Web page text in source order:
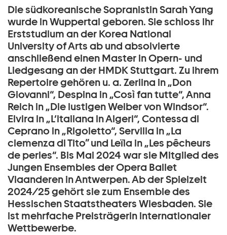
Die südkoreanische Sopranistin Sarah Yang
wurde in Wuppertal geboren. Sie schloss ihr
Erststudium an der Korea National
University of Arts ab und absolvierte
anschließend einen Master in Opern- und
Liedgesang an der HMDK Stuttgart. Zu ihrem
Repertoire gehören u. a. Zerlina in „Don
Giovanni“, Despina in „Così fan tutte“, Anna
Reich in „Die lustigen Weiber von Windsor“.
Elvira in „L‘italiana in Algeri“, Contessa di
Ceprano in „Rigoletto“, Servilia in „La
clemenza di Tito” und Leïla in „Les pêcheurs
de perles“. Bis Mai 2024 war sie Mitglied des
Jungen Ensembles der Opera Ballet
Vlaanderen in Antwerpen. Ab der Spielzeit
2024/25 gehört sie zum Ensemble des
Hessischen Staatstheaters Wiesbaden. Sie
ist mehrfache Preisträgerin internationaler
Wettbewerbe.